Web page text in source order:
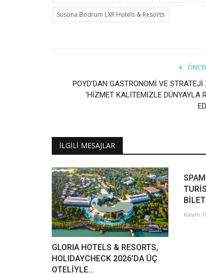
Susona Bodrum LXR Hotels & Resorts
POYD’DAN GASTRONOMİ VE STRATEJİ
'HİZMET KALİTEMİZLE DÜNYAYLA
İLGILI MESAJLAR
GLORIA HOTELS & RESORTS,
HOLIDAYCHECK 2026’DA ÜÇ
OTELİYLE...
Kasım